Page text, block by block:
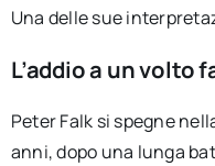
Una delle sue
L’addio a un volto
Peter Falk si spegne
anni, dopo una lunga